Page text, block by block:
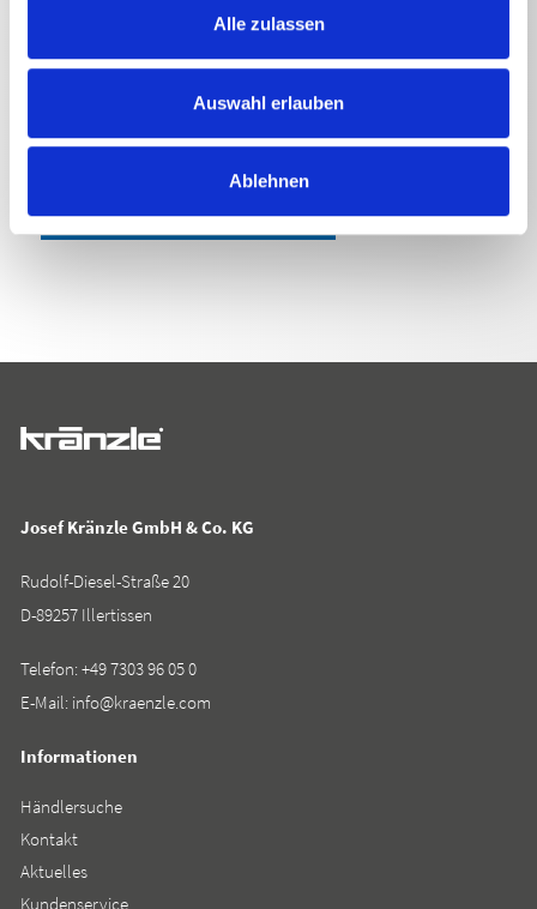
Alle zulassen
Auswahl erlauben
Ablehnen
Josef Kränzle GmbH & Co. KG
Rudolf-Diesel-Straße 20
D-89257 Illertissen
Telefon:+49 7303 96 05 0
E-Mail: info@kraenzle.com
Informationen
Händlersuche
Kontakt
Aktuelles
Kundenservice